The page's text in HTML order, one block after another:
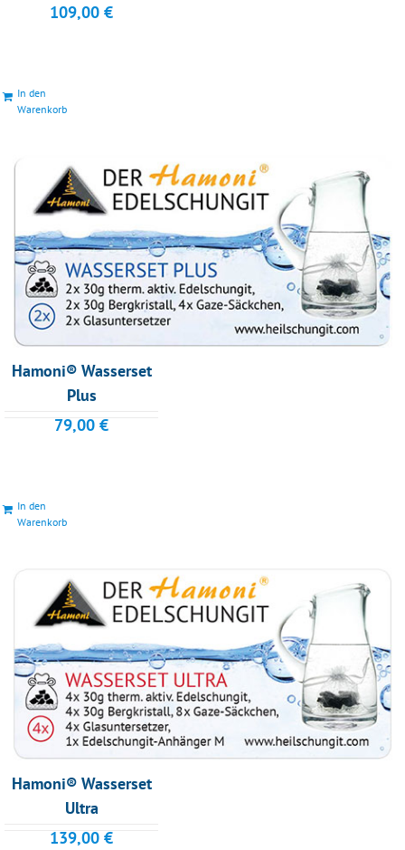
109,00 €
In den
Warenkorb
Hamoni® Wasserset
Plus
79,00 €
In den
Warenkorb
Hamoni® Wasserset
Ultra
139,00 €